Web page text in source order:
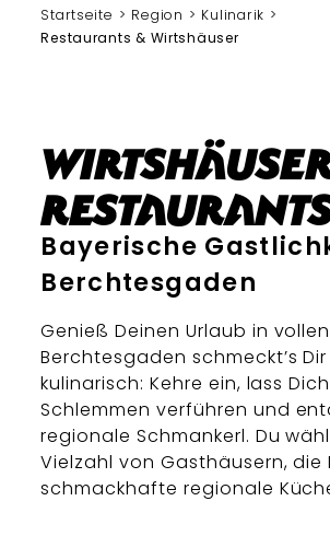
Startseite Region
Kulinarik
Restaurants & Wirtshäuser
Bayerische
Berchtesgaden
Genieß Deinen Urlaub in
Berchtesgaden schmeckt’s
kulinarisch: Kehre ein, lass
Schlemmen verführen und
regionale Schmankerl. Du
Vielzahl von Gasthäusern, die
schmackhafte regionale